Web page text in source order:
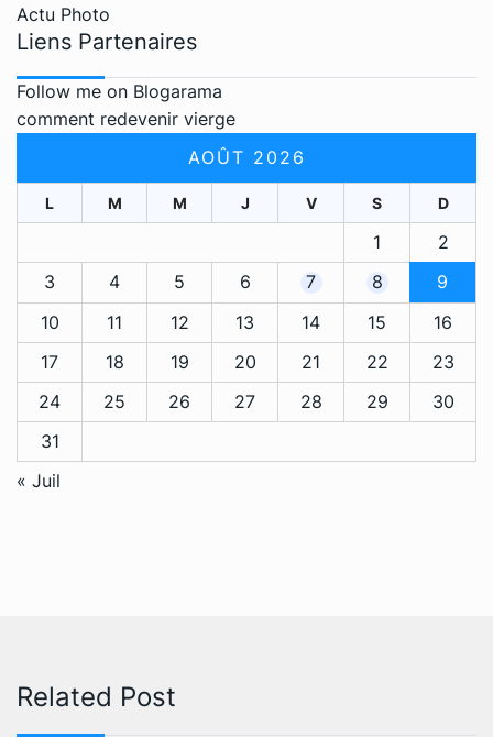
Actu Photo
Liens Partenaires
Follow me on Blogarama
comment redevenir vierge
AOÛT 2026
L M M J V S D
1
2
3
4 5 6 7 8
9
10
11 12 13 14 15
16
17
18 19 20 21 22
23
24
25 26 27 28 29
30
31
« Juil
Related Post